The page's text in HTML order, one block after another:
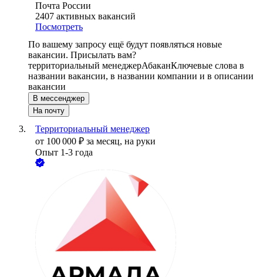
Почта России
2407 активных вакансий
Посмотреть
По вашему запросу ещё будут появляться новые
вакансии. Присылать вам?
территориальный менеджерАбаканКлючевые слова в
названии вакансии, в названии компании и в описании
вакансии
В мессенджер
На почту
Территориальный менеджер
от 100 000 ₽ за месяц, на руки
Опыт 1-3 года